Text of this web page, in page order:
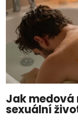
Jak medová
sexuální